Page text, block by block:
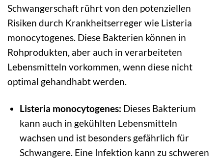
Schwangerschaft rührt von den potenziellen
Risiken durch Krankheitserreger wie Listeria
monocytogenes. Diese Bakterien können in
Rohprodukten, aber auch in verarbeiteten
Lebensmitteln vorkommen, wenn diese nicht
optimal gehandhabt werden.
Listeria monocytogenes: Dieses Bakterium
kann auch in gekühlten Lebensmitteln
wachsen und ist besonders gefährlich für
Schwangere. Eine Infektion kann zu schweren